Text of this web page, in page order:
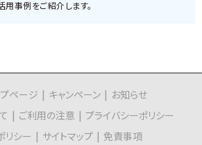
用事例をご紹介します。
ページ キャンペーン
お知らせ
ご利用の注意
プライバシーポリシー
リシー
サイトマップ 免責事項